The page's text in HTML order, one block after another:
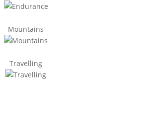
Mountains
Travelling